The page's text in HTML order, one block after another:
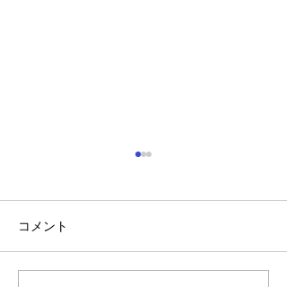
コメント